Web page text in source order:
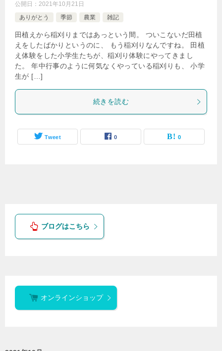
公開日： 2021年10月21日
ありがとう
季節 農業 雑記
田植えから稲刈りまではあっという間。 ついこないだ田植
えをしたばかりというのに、 もう稲刈りなんですね。 田植
え体験をした小学生たちが、稲刈り体験にやってきまし
た。 年中行事のように何気なくやっている稲刈りも、 小学
生が […]
続きを読む
Tweet 0 0
ブログはこちら
オンラインショップ